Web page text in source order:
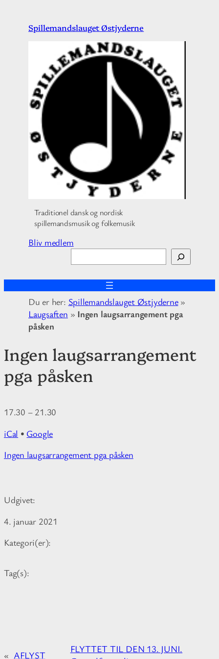
Spillemandslauget Østjyderne
Traditionel dansk og nordisk
spillemandsmusik og folkemusik
Bliv medlem
ø
g
Du er her: Spillemandslauget Østjyderne»
Laugsaften » Ingen laugsarrangement pga
påsken
Ingen laugsarrangement
pga påsken
17.30 – 21.30
iCal • Google
M
i
n
o
a
Ingen laugsarrangement pga påsken
Udgivet:
4. januar 2021
Kategori(er):
Tag(s):
« AFLYST
FLYTTET TIL DEN 13. JUNI.